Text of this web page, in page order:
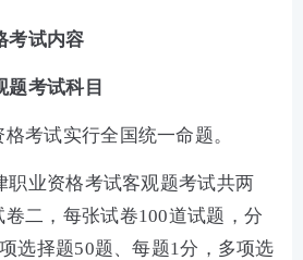
考试内容
题考试科目
考试实行全国统一命题。
职业资格考试客观题考试共两
二，每张试卷100道试题，分
选择题50题、每题1分，多项选